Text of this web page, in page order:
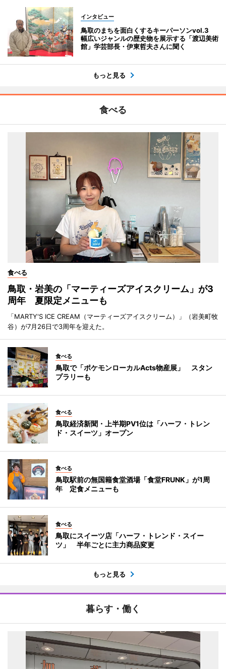
インタビュー
鳥取のまちを面白くするキーパーソンvol.3
幅広いジャンルの歴史物を展示する「渡辺美術
館」学芸部長・伊東哲夫さんに聞く
もっと見る
食べる
食べる
鳥取・岩美の「マーティーズアイスクリーム」が3
周年 夏限定メニューも
「MARTY'S ICE CREAM（マーティーズアイスクリーム）」（岩美町牧
谷）が7月26日で3周年を迎えた。
食べる
鳥取で「ポケモンローカルActs物産展」 スタン
プラリーも
食べる
鳥取経済新聞・上半期PV1位は「ハーフ・トレン
ド・スイーツ」オープン
食べる
鳥取駅前の無国籍食堂酒場「食堂FRUNK」が1周
年 定食メニューも
食べる
鳥取にスイーツ店「ハーフ・トレンド・スイー
ツ」 半年ごとに主力商品変更
もっと見る
暮らす・働く